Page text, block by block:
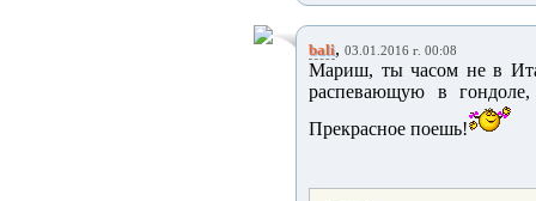
bali, 03.01.2016 г. 00:08
Мариш, ты часом не в
распевающую в
Прекрасное поешь!